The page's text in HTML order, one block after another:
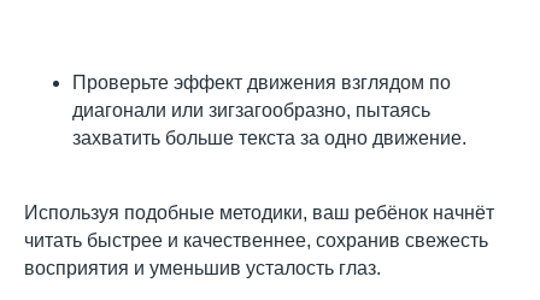
Проверьте эффект движения взглядом по
диагонали или зигзагообразно, пытаясь
захватить больше текста за одно движение.
Используя подобные методики, ваш ребёнок начнёт
читать быстрее и качественнее, сохранив свежесть
восприятия и уменьшив усталость глаз.